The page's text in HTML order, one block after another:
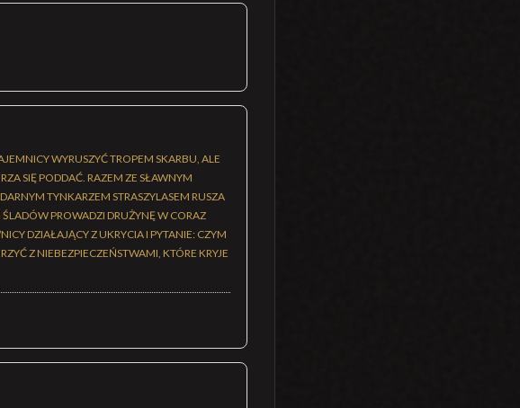
WYRUSZYĆ TROPEM SKARBU, ALE
SIĘ PODDAĆ. RAZEM ZE SŁAWNYM
TYNKARZEM STRASZYLASEM RUSZA
PROWADZI DRUŻYNĘ W CORAZ
DZIAŁAJĄCY Z UKRYCIA I PYTANIE: CZYM
Z NIEBEZPIECZEŃSTWAMI, KTÓRE KRYJE